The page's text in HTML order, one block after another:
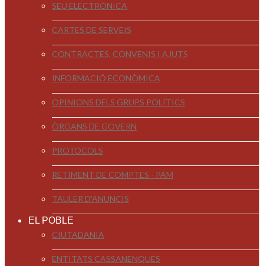
SEU ELECTRÒNICA
CARTES DE SERVEIS
CONTRACTES, CONVENIS I AJUTS
INFORMACIÓ ECONÒMICA
OPINIONS DELS GRUPS POLÍTICS
ÒRGANS DE GOVERN
PROTOCOLS
RETIMENT DE COMPTES - PAM
TAULER D'ANUNCIS
EL POBLE
CIUTADANIA
ENTITATS CASSANENQUES